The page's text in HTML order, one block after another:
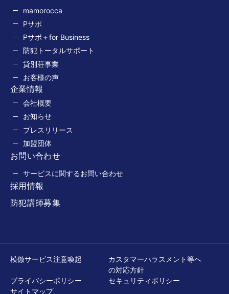
mamorocca
Pサポ
Pサポ＋for Business
防犯トータルサポート
貸別荘事業
お客様の声
企業情報
会社概要
お知らせ
プレスリリース
加盟団体
お問い合わせ
サービスに関するお問い合わせ
採用情報
防犯講師募集
模倣サービス注意喚起
カスタマーハラスメント等へ
の対応方針
プライバシーポリシー
セキュリティポリシー
サイトマップ